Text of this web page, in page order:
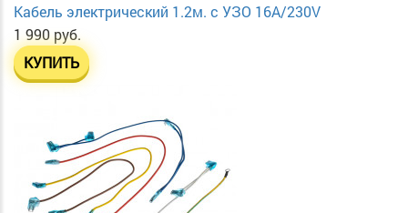
Кабель электрический 1.2м. с УЗО 16А/230V
1 990 руб.
КУПИТЬ